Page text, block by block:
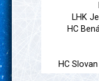
LHK
HC
HC